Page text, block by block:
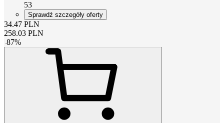
53
Sprawdź szczegóły oferty
34.47 PLN
258.03 PLN
-87%